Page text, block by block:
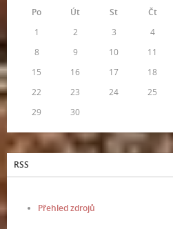
Po
Út St Čt
1
2 3 4
8
9 10 11
15
16 17 18
22
23 24 25
29
30
RSS
Přehled zdrojů